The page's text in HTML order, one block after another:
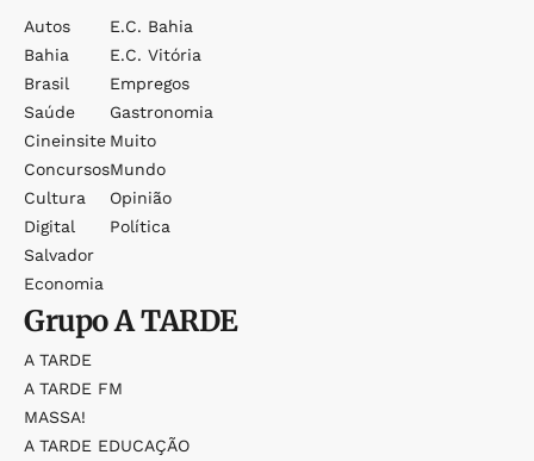
Autos
Bahia
Brasil
Saúde
Cineinsite
Concursos
Cultura
Digital
Salvador
Economia
E.c. Bahia
E.c. Vitória
Empregos
Gastronomia
Muito
Mundo
Opinião
Política
GrupoA TARDE
A TARDE
A TARDE FM
MASSA!
A TARDE EDUCAÇÃO